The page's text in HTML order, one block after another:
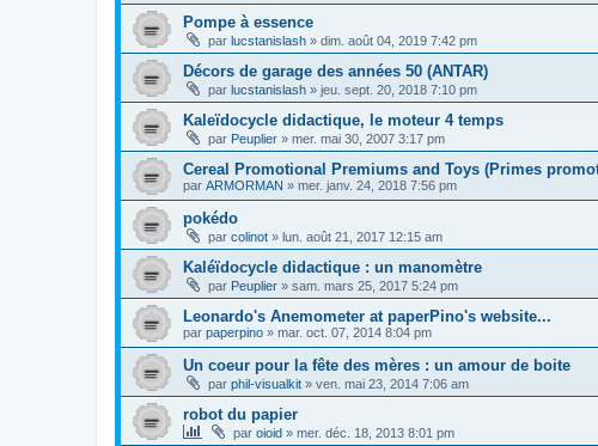
Pompe à essence
par lucstanislash » dim. août 04, 2019 7:42 pm
Décors de garage des années 50 (ANTAR)
par lucstanislash » jeu. sept. 20, 2018 7:10 pm
Kaleïdocycle didactique, le moteur 4 temps
par Peuplier » mer. mai 30, 2007 3:17 pm
Cereal Promotional Premiums and Toys (Primes
par ARMORMAN » mer. janv. 24, 2018 7:56 pm
pokédo
par colinot » lun. août 21, 2017 12:15 am
Kaléïdocycle didactique : un manomètre
par Peuplier » sam. mars 25, 2017 5:24 pm
Leonardo's Anemometer at paperPino's website...
par paperpino » mar. oct. 07, 2014 8:04 pm
Un coeur pour la fête des mères : un amour de boite
par phil-visualkit » ven. mai 23, 2014 7:06 am
robot du papier
par oioid » mer. déc. 18, 2013 8:01 pm